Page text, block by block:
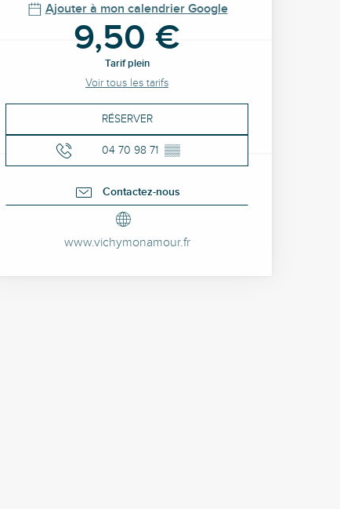
Ajouter à mon calendrier Google
9,50 €
Tarif plein
Voir tous les tarifs
RÉSERVER
04 70 98 71 ▒▒
Contactez-nous
www.vichymonamour.fr